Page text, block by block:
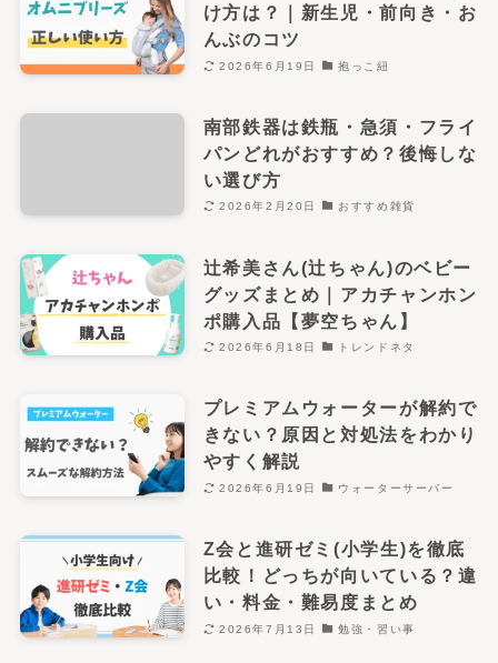
け方は？｜新生児・前向き・お
んぶのコツ
2026年6月19日 抱っこ紐
南部鉄器は鉄瓶・急須・フライ
パンどれがおすすめ？後悔しな
い選び方
2026年2月20日 おすすめ雑貨
辻希美さん(辻ちゃん)のベビー
グッズまとめ｜アカチャンホン
ポ購入品【夢空ちゃん】
2026年6月18日 トレンドネタ
プレミアムウォーターが解約で
きない？原因と対処法をわかり
やすく解説
2026年6月19日 ウォーターサーバー
Z会と進研ゼミ(小学生)を徹底
比較！どっちが向いている？違
い・料金・難易度まとめ
2026年7月13日 勉強・習い事